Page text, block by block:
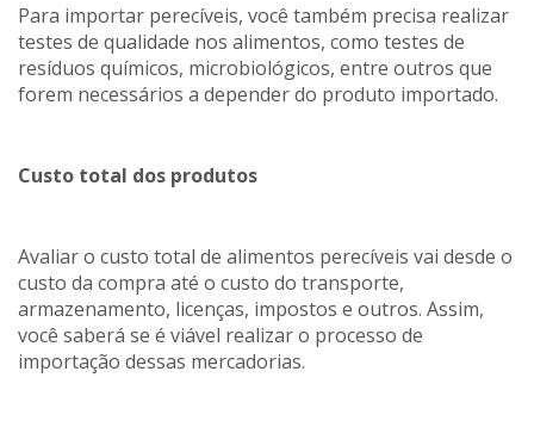
Para importar perecíveis, você também precisa realizar
testes de qualidade nos alimentos, como testes de
resíduos químicos, microbiológicos, entre outros que
forem necessários a depender do produto importado.
Custo total dos produtos
Avaliar o custo total de alimentos perecíveis vai desde o
custo da compra até o custo do transporte,
armazenamento, licenças, impostos e outros. Assim,
você saberá se é viável realizar o processo de
importação dessas mercadorias.